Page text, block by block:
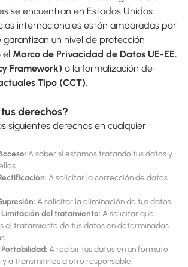
se encuentran en Estados Unidos.
internacionales están amparadas por
garantizan un nivel de protección
el Marco de Privacidad de Datos UE-EE.
Framework) o la formalización de
Tipo (CCT).
derechos?
siguientes derechos en cualquier
A saber si estamos tratando tus datos y
A solicitar la corrección de datos
A solicitar la eliminación de tus datos.
Limitación del tratamiento: A solicitar que
el tratamiento de tus datos en determinadas
A recibir tus datos en un formato
a transmitirlos a otro responsable.